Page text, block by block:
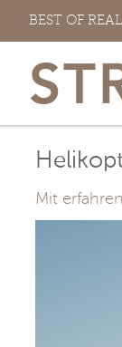
Zum
springen
BEST OF
Mit